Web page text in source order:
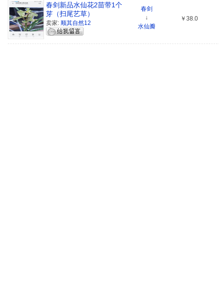
春剑新品水仙花2苗带1个
芽（扫尾艺草）
卖家: 顺其自然12
春剑
↓
水仙瓣
￥38.0